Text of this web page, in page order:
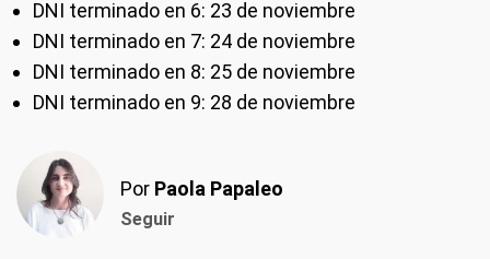
DNI terminado en 6: 23 de noviembre
DNI terminado en 7: 24 de noviembre
DNI terminado en 8: 25 de noviembre
DNI terminado en 9: 28 de noviembre
Por Paola Papaleo
Seguir